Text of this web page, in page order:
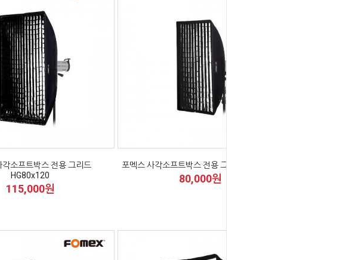
각소프트박스 전용 그리드
HG80x120
115,000원
포멕스 사각소프트박스 전용 그리드 HG60x90
80,000원